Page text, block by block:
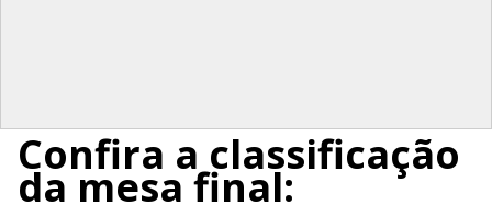
Confira a classificação
da mesa final: